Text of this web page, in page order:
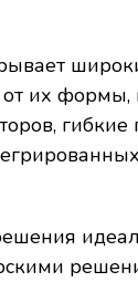
их